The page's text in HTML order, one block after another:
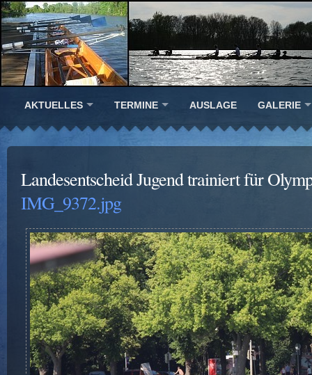
AKTUELLES TERMINE AUSLAGE GALERIE
Landesentscheid Jugend trainiert für
IMG_9372.jpg